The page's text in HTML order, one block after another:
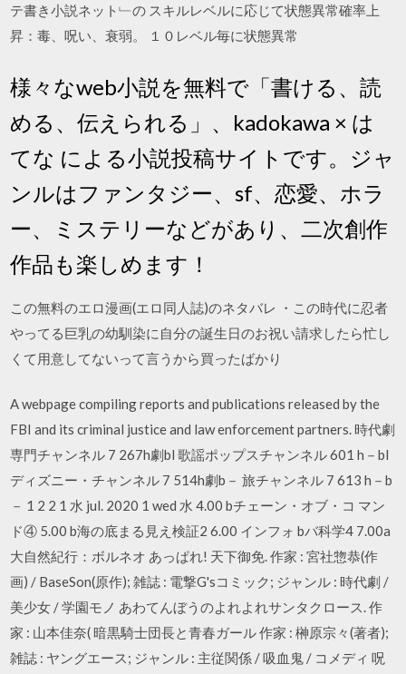
テ書き小説ネット﹂の スキルレベルに応じて状態異常確率上
昇：毒、呪い、衰弱。 １０レベル毎に状態異常
様々なweb小説を無料で「書ける、読
める、伝えられる」、kadokawa × は
てな による小説投稿サイトです。ジャ
ンルはファンタジー、sf、恋愛、ホラ
ー、ミステリーなどがあり、二次創作
作品も楽しめます！
この無料のエロ漫画(エロ同人誌)のネタバレ ・この時代に忍者
やってる巨乳の幼馴染に自分の誕生日のお祝い請求したら忙し
くて用意してないって言うから買ったばかり
A webpage compiling reports and publications released by the
FBI and its criminal justice and law enforcement partners. 時代劇
専門チャンネル 7 267h劇bl 歌謡ポップスチャンネル 601 h－bl
ディズニー・チャンネル 7 514h劇b－ 旅チャンネル 7 613 h－b
－ 1 2 2 1 水 jul. 2020 1 wed 水 4.00 bチェーン・オブ・コ マン
ド④ 5.00 b海の底まる見え検証2 6.00 インフォ bバ科学4 7.00a
大自然紀行：ボルネオ あっぱれ! 天下御免. 作家 : 宮社惣恭(作
画) / BaseSon(原作); 雑誌 : 電撃G'sコミック; ジャンル : 時代劇 /
美少女 / 学園モノ あわてんぼうのよれよれサンタクロース. 作
家 : 山本佳奈( 暗黒騎士団長と青春ガール 作家 : 榊原宗々(著者);
雑誌 : ヤングエース; ジャンル : 主従関係 / 吸血鬼 / コメディ 呪